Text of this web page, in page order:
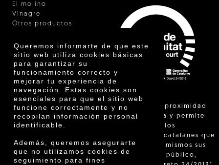
Queremos informarte de que este
sitio web utiliza cookies básicas
para garantizar su
funcionamiento correcto y
mejorar tu experiencia de
navegación. Estas cookies son
esenciales para que el sitio web
funcione correctamente y no
recopilan información personal
identificable.
Además, queremos asegurarte
que no utilizamos cookies de
seguimiento para fines
El molino
Vinagre
Otros productos
Premios
Innovación
"La venta de proximidad
está regulada y permite
identificar a los
agricultores catalanes que
venden ellos mismos sus
productos al público,